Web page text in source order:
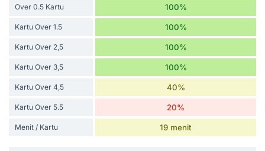
Over 0.5 Kartu 100%
Kartu Over 1.5 100%
Kartu Over 2,5 100%
Kartu Over 3,5 100%
Kartu Over 4,5 40%
Kartu Over 5.5 20%
Menit / Kartu 19 menit